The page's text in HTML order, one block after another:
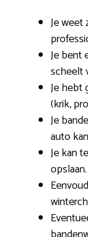
Je weet
Je bent
scheelt
Je hebt
(krik,
Je
auto
Je kan
opslaan.